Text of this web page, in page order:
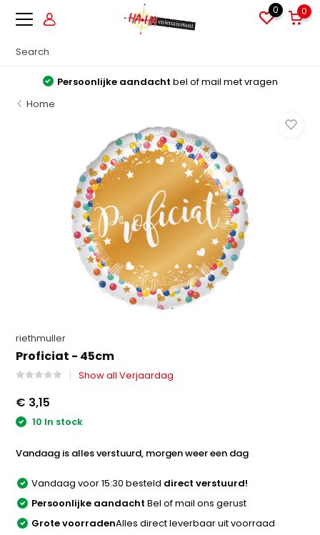
0 0
Persoonlijke aandacht bel of mail met vragen
Home
riethmuller
Proficiat - 45cm
Show all Verjaardag
€ 3,15
10 In stock
Vandaag is alles verstuurd, morgen weer een dag
Vandaag voor 15:30 besteld direct verstuurd!
Persoonlijke aandacht Bel of mail ons gerust
Grote voorradenAlles direct leverbaar uit voorraad